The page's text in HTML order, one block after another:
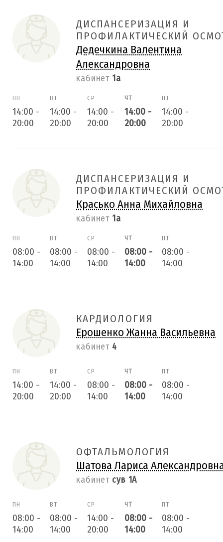
ДИСПАНСЕРИЗАЦИЯ И
ПРОФИЛАКТИЧЕСКИЙ
Дедечкина Валентина
Александровна
кабинет 1а
ПН
14:00 -
20:00
ВТ
14:00 -
20:00
СР
14:00 -
20:00
ЧТ
14:00 -
20:00
ПТ
14:00 -
20:00
ДИСПАНСЕРИЗАЦИЯ И
ПРОФИЛАКТИЧЕСКИЙ
Красько Анна Михайловна
кабинет 1а
ПН
08:00 -
14:00
ВТ
08:00 -
14:00
СР
08:00 -
14:00
ЧТ
08:00 -
14:00
ПТ
08:00 -
14:00
КАРДИОЛОГИЯ
Ерошенко Жанна Васильевна
кабинет 4
ПН
14:00 -
20:00
ВТ
14:00 -
20:00
СР
08:00 -
14:00
ЧТ
08:00 -
14:00
ПТ
08:00 -
14:00
ОФТАЛЬМОЛОГИЯ
Шатова Лариса
кабинет сув 1А
ПН
08:00 -
14:00
ВТ
08:00 -
14:00
СР
14:00 -
20:00
ЧТ
08:00 -
14:00
ПТ
08:00 -
14:00